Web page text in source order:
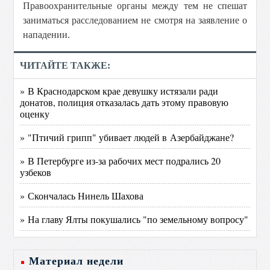
Правоохранительные органы между тем не спешат
заниматься расследованием не смотря на заявление о
нападении.
ЧИТАЙТЕ ТАКЖЕ:
» В Краснодарском крае девушку истязали ради
донатов, полиция отказалась дать этому правовую
оценку
» "Птичий грипп" убивает людей в Азербайджане?
» В Петербурге из-за рабочих мест подрались 20
узбеков
» Скончалась Нинель Шахова
» На главу Ялты покушались "по земельному вопросу"
Материал недели